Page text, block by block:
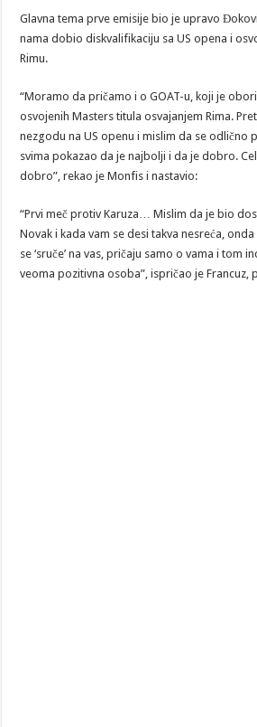
Glavna tema prve emisije bio je upravo
nama dobio diskvalifikaciju sa US opena i
Rimu.
“Moramo da pričamo i o GOAT-u, koji je
osvojenih Masters titula osvajanjem Rima.
nezgodu na US openu i mislim da se odlično
svima pokazao da je najbolji i da je dobro.
dobro”, rekao je Monfis i nastavio:
“Prvi meč protiv Karuza… Mislim da je bio
Novak i kada vam se desi takva nesreća,
se ‘sruče’ na vas, pričaju samo o vama i tom
veoma pozitivna osoba”, ispričao je Francuz,